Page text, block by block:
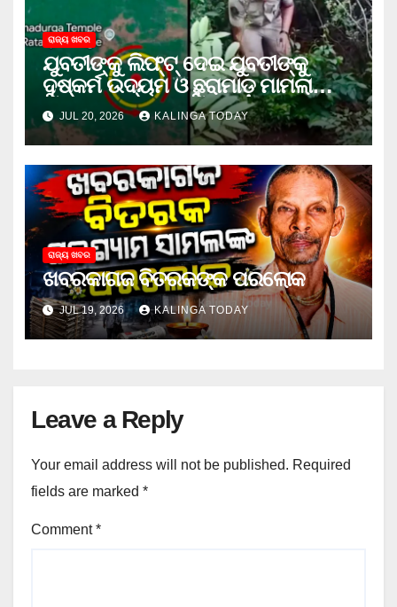
ରାଜ୍ୟ ଖବର
ଯୁବତୀଙ୍କୁ ଲିଫ୍‌ଟ୍‌ ଦେଇ ଯୁବତୀଙ୍କୁ
ଦୁଷ୍କର୍ମ ଉଦ୍ୟମ ଓ ଛୁରାମାଡ଼ ମାମଲାରେ
ଜେଲ ଗଲା ଅଭିଯୁକ୍ତ
JUL 20, 2026 KALINGA TODAY
ରାଜ୍ୟ ଖବର
ଖବରକାଗଜ ବିତରକଙ୍କ ପରଲୋକ
JUL 19, 2026 KALINGA TODAY
Leave a Reply
Your email address will not be published. Required
fields are marked *
Comment*